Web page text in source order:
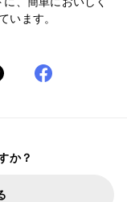
います。
か？